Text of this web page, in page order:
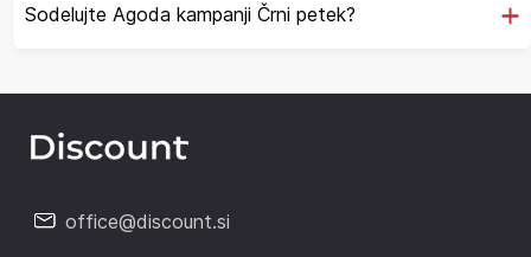
Sodelujte Agoda kampanji Črni petek?
office@discount.si